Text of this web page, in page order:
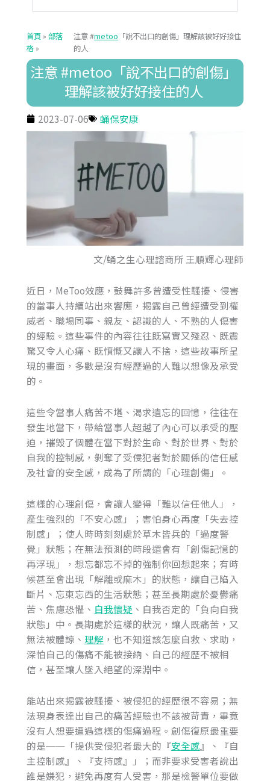
首頁» 部落
格»
注意 #metoo 「說不出口的創傷」理解該被好好接住
的人
注意 #metoo「說不出口的創傷」
理解該被好好接住的人
2023-07-06 蛹保安康
文/蛹之生心理諮商所 王順輝心理師
近日，MeToo效應，鼓舞許多曾遭受性騷擾、侵害
的當事人持續站出來響應，揭露自己曾經遭受到權
威者、職場同事、親友、認識的人、不熟的人傷害
的經驗。這些事件的內容往往既寫實又殘忍、既震
驚又令人心痛、既憤慨又讓人不捨，這些故事所呈
現的畫面，多數是沒有經歷過的人難以想像及承受
的。
這些令當事人痛苦不堪、渴求遺忘的回憶，往往在
發生地當下，帶給當事人超越了內心可以承受的壓
迫，摧毀了個體在當下對於生命、對於世界、對於
自我的控制感，剝奪了受侵犯者對於關係的信任感
及社會的安全感，成為了所謂的「心理創傷」。
這樣的心理創傷，會讓人變得「難以信任他人」，
產生強烈的「不安心感」；害怕身心再度「失去控
制感」；使人時時刻刻處於草木皆兵的「過度警
覺」狀態；在無法預測的時段還會有「創傷記憶的
再浮現」，想忘都忘不掉的強制你回想起來；有時
候甚至會出現「解離或麻木」的狀態，讓自己陷入
斷片、忘東忘西的生活狀態；甚至長期處於憂鬱痛
苦、焦慮恐懼、 自我懷疑 、自我否定的「負向自我
狀態」中。長期處於這樣的狀況，讓人既痛苦，又
無法被體諒、 理解 ，也不知道該怎麼自救、求助，
深怕自己的傷痛不能被接納、自己的經歷不被相
信，甚至讓人墜入絕望的深淵中。
能站出來揭露被騷擾、被侵犯的經歷很不容易；無
法現身表達出自己的痛苦經驗也不該被苛責，畢竟
沒有人想要遭遇這樣的傷痛過程。創傷復原最重要
的是──「提供受侵犯者最大的『安全感』、『自
主控制感』、『支持感』」；而非要求受害者說出
誰是嫌犯，避免再度有人受害，那是檢警單位要做